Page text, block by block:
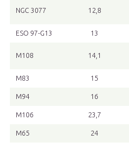
NGC 3077 12,8
ESO 97-G13 13
M108 14,1
M83 15
M94 16
M106 23,7
M65 24